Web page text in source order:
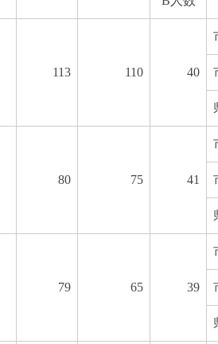
113 110 40
80 75 41
79 65 39